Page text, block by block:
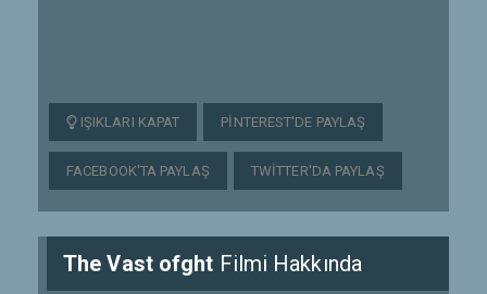
IŞIKLARI KAPAT PINTEREST'DE PAYLAŞ
FACEBOOK'TA PAYLAŞ TWITTER'DA PAYLAŞ
The Vast ofght Filmi Hakkında